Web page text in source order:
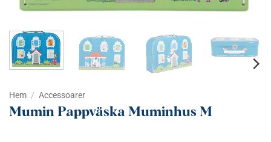
Hem / Accessoarer
Mumin Pappväska Muminhus M